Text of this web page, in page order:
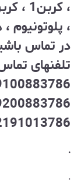
، پلوتونیوم
در تماس
تلفنهای
09100883786 مهندس
09200883786 مهندس
02191013786 انبار
.
.